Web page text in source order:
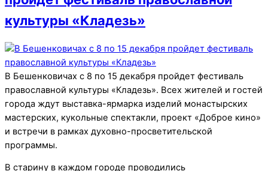
культуры «Кладезь»
В Бешенковичах с 8 по 15 декабря пройдет фестиваль
православной культуры «Кладезь». Всех жителей и гостей
города ждут выставка-ярмарка изделий монастырских
мастерских, кукольные спектакли, проект «Доброе кино»
и встречи в рамках духовно-просветительской
программы.
В старину в каждом городе проводились